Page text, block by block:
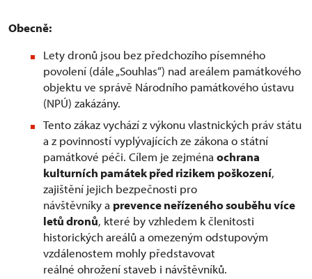
Obecně:
Lety dronů jsou bez předchozího písemného
povolení (dále „Souhlas“) nad areálem památkového
objektu ve správě Národního památkového ústavu
(NPÚ) zakázány.
Tento zákaz vychází z výkonu vlastnických práv státu
a z povinností vyplývajících ze zákona o státní
památkové péči. Cílem je zejména ochrana
kulturních památek před rizikem poškození,
zajištění jejich bezpečnosti pro
návštěvníky a prevence neřízeného souběhu více
letů dronů, které by vzhledem k členitosti
historických areálů a omezeným odstupovým
vzdálenostem mohly představovat
reálné ohrožení staveb i návštěvníků.